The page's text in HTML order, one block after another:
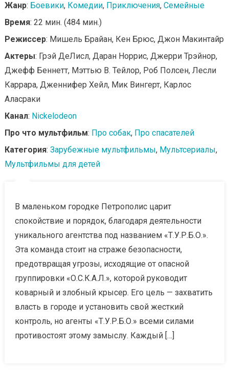
Жанр: Боевики, Комедии, Приключения, Семейные
Время: 22 мин. (484 мин.)
Режиссер: Мишель Брайан, Кен Брюс, Джон Макинтайр
Актеры: Грэй ДеЛисл, Даран Норрис, Джерри Трэйнор,
Джефф Беннетт, Мэттью В. Тейлор, Роб Полсен, Лесли
Каррара, Дженнифер Хейл, Мик Вингерт, Карлос
Аласраки
Канал: Nickelodeon
Про что мультфильм: Про собак, Про спасателей
Категория: Зарубежные мультфильмы, Мультсериалы,
Мультфильмы для детей
В маленьком городке Петрополис царит
спокойствие и порядок, благодаря деятельности
уникального агентства под названием «Т.У.Р.Б.О.».
Эта команда стоит на страже безопасности,
предотвращая угрозы, исходящие от опасной
группировки «О.С.К.А.Л.», которой руководит
коварный и злобный крысер. Его цель — захватить
власть в городе и установить свой жесткий
контроль, но агенты «Т.У.Р.Б.О.» всеми силами
противостоят этому замыслу. Каждый […]